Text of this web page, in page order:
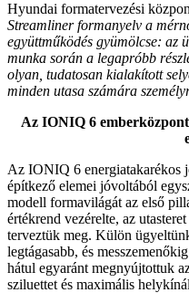
Hyundai formatervezési
Streamliner formanyelv a
együttműködés gyümölcse: az
munka során a legapróbb
olyan, tudatosan kialakított
minden utasa számára
Az IONIQ 6
Az IONIQ 6 energiatakarékos
építkező elemei jóvoltából
modell formavilágát az első
értékrend vezérelte, az
terveztük meg. Külön
legtágasabb, és
hátul egyaránt megnyújtottuk
sziluettet és maximális